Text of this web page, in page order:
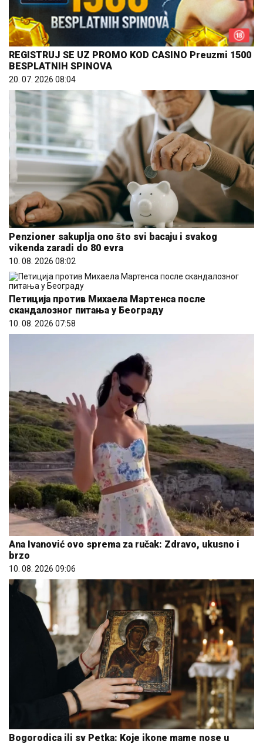
REGISTRUJ SE UZ PROMO KOD CASINO Preuzmi 1500
BESPLATNIH SPINOVA
20. 07. 2026 08:04
Penzioner sakuplja ono što svi bacaju i svakog
vikenda zaradi do 80 evra
10. 08. 2026 08:02
Петиција против Михаела Мартенса после
скандалозног питања у Београду
10. 08. 2026 07:58
Ana Ivanović ovo sprema za ručak: Zdravo, ukusno i
brzo
10. 08. 2026 09:06
Bogorodica ili sv Petka: Koje ikone mame nose u